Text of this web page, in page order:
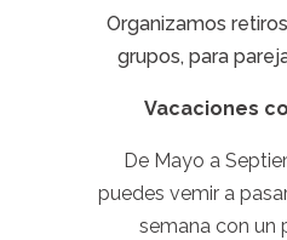
Organizamos
grupos, para
Vacaciones
De Mayo a
puedes vemir a
semana con un